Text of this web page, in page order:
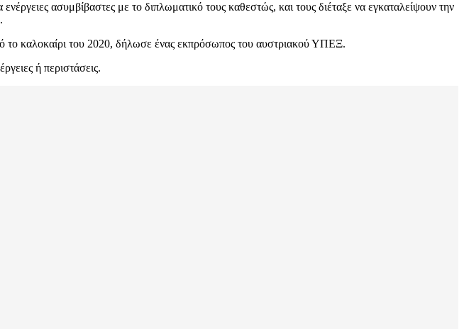
ασυμβίβαστες με το διπλωματικό τους καθεστώς, και τους διέταξε να εγκαταλείψουν την
το καλοκαίρι του 2020, δήλωσε ένας εκπρόσωπος του αυστριακού ΥΠΕΞ.
ή περιστάσεις.